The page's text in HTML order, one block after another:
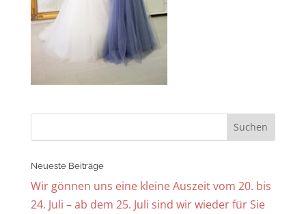
Neueste Beiträge
Wir gönnen uns eine kleine Auszeit vom 20. bis
24. Juli – ab dem 25. Juli sind wir wieder für Sie